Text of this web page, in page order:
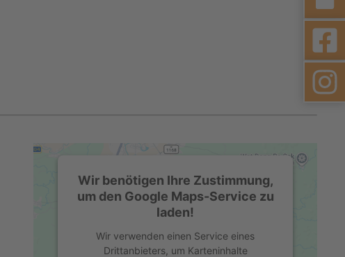
Wir benötigen Ihre Zustimmung,
um den Google Maps-Service zu
laden!
Wir verwenden einen Service eines
Drittanbieters, um Karteninhalte